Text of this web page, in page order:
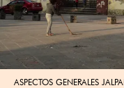
ASPECTOS GENERALES